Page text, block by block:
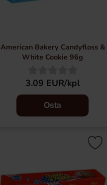
American Bakery Candyfloss &
White Cookie 96g
3.09 EUR/kpl
Osta